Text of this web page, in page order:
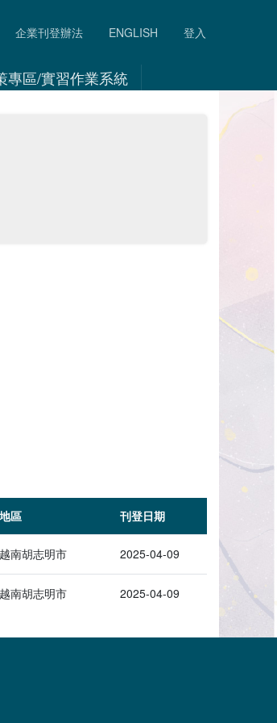
企業刊登辦法 ENGLISH 登入
專區/實習作業系統
地區 刊登日期
越南胡志明市 2025-04-09
越南胡志明市 2025-04-09